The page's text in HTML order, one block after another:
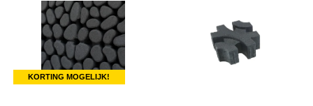
KORTING MOGELIJK!